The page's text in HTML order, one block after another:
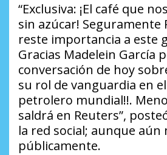
“Exclusiva: ¡El café que
sin azúcar! Seguramente
reste importancia a este
Gracias Madelein García
conversación de hoy
su rol de vanguardia en
petrolero mundial!!.
saldrá en Reuters”,
la red social; aunque aún
públicamente.